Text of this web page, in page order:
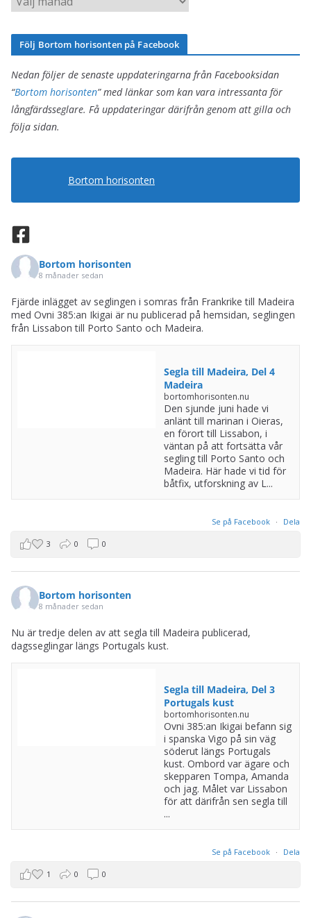
o
r
r
k
Följ Bortom horisonten på Facebook
Nedan följer de senaste uppdateringarna från Facebooksidan
“Bortom horisonten” med länkar som kan vara intressanta för
långfärdsseglare. Få uppdateringar därifrån genom att gilla och
följa sidan.
Bortom horisonten
Bortom horisonten
8 månader sedan
Fjärde inlägget av seglingen i somras från Frankrike till Madeira
med Ovni 385:an Ikigai är nu publicerad på hemsidan, seglingen
från Lissabon till Porto Santo och Madeira.
Segla till Madeira, Del 4
Madeira
bortomhorisonten.nu
Den sjunde juni hade vi
anlänt till marinan i Oieras,
en förort till Lissabon, i
väntan på att fortsätta vår
segling till Porto Santo och
Madeira. Här hade vi tid för
båtfix, utforskning av L...
Se på Facebook · Dela
3 0 0
Bortom horisonten
8 månader sedan
Nu är tredje delen av att segla till Madeira publicerad,
dagsseglingar längs Portugals kust.
Segla till Madeira, Del 3
Portugals kust
bortomhorisonten.nu
Ovni 385:an Ikigai befann sig
i spanska Vigo på sin väg
söderut längs Portugals
kust. Ombord var ägare och
skepparen Tompa, Amanda
och jag. Målet var Lissabon
för att därifrån sen segla till
...
Se på Facebook · Dela
1 0 0